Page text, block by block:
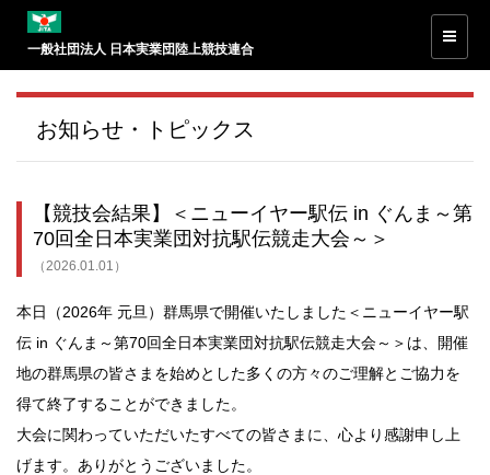
一般社団法人 日本実業団陸上競技連合
お知らせ・トピックス
【競技会結果】＜ニューイヤー駅伝 in ぐんま～第
70回全日本実業団対抗駅伝競走大会～＞
（2026.01.01）
本日（2026年 元旦）群馬県で開催いたしました＜ニューイヤー駅
伝 in ぐんま～第70回全日本実業団対抗駅伝競走大会～＞は、開催
地の群馬県の皆さまを始めとした多くの方々のご理解とご協力を
得て終了することができました。
大会に関わっていただいたすべての皆さまに、心より感謝申し上
げます。ありがとうございました。